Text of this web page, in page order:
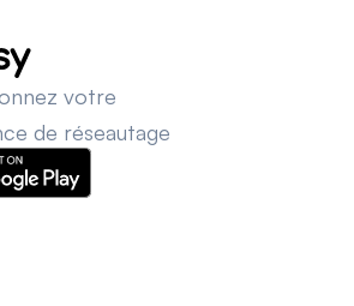
votre
de réseautage